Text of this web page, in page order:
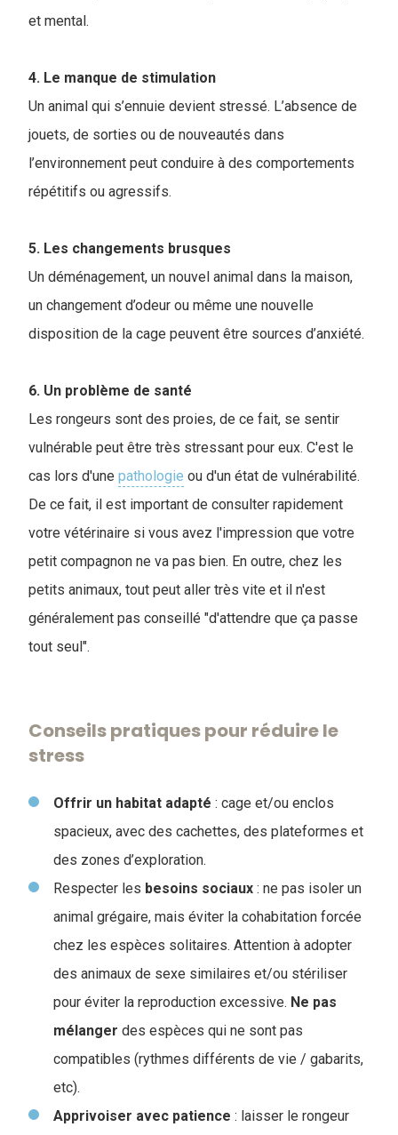
et mental.
4. Le manque de stimulation
Un animal qui s’ennuie devient stressé. L’absence de
jouets, de sorties ou de nouveautés dans
l’environnement peut conduire à des comportements
répétitifs ou agressifs.
5. Les changements brusques
Un déménagement, un nouvel animal dans la maison,
un changement d’odeur ou même une nouvelle
disposition de la cage peuvent être sources d’anxiété.
6. Un problème de santé
Les rongeurs sont des proies, de ce fait, se sentir
vulnérable peut être très stressant pour eux. C'est le
cas lors d'une pathologie ou d'un état de vulnérabilité.
De ce fait, il est important de consulter rapidement
votre vétérinaire si vous avez l'impression que votre
petit compagnon ne va pas bien. En outre, chez les
petits animaux, tout peut aller très vite et il n'est
généralement pas conseillé "d'attendre que ça passe
tout seul".
Conseils pratiques pour réduire le
stress
Offrir un habitat adapté : cage et/ou enclos
spacieux, avec des cachettes, des plateformes et
des zones d’exploration.
Respecter les besoins sociaux : ne pas isoler un
animal grégaire, mais éviter la cohabitation forcée
chez les espèces solitaires. Attention à adopter
des animaux de sexe similaires et/ou stériliser
pour éviter la reproduction excessive. Ne pas
mélanger des espèces qui ne sont pas
compatibles (rythmes différents de vie / gabarits,
etc).
Apprivoiser avec patience : laisser le rongeur